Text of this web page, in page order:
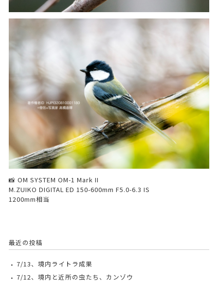
📸 OM SYSTEM OM-1 Mark II
M.ZUIKO DIGITAL ED 150-600mm F5.0-6.3 IS
1200mm相当
最近の投稿
7/13、境内ライトラ成果
7/12、境内と近所の虫たち、カンゾウ